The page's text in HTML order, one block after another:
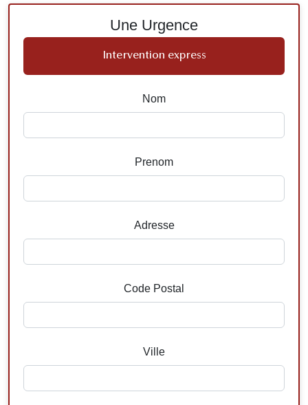
Une Urgence
Intervention express
Nom
Prenom
Adresse
Code Postal
Ville